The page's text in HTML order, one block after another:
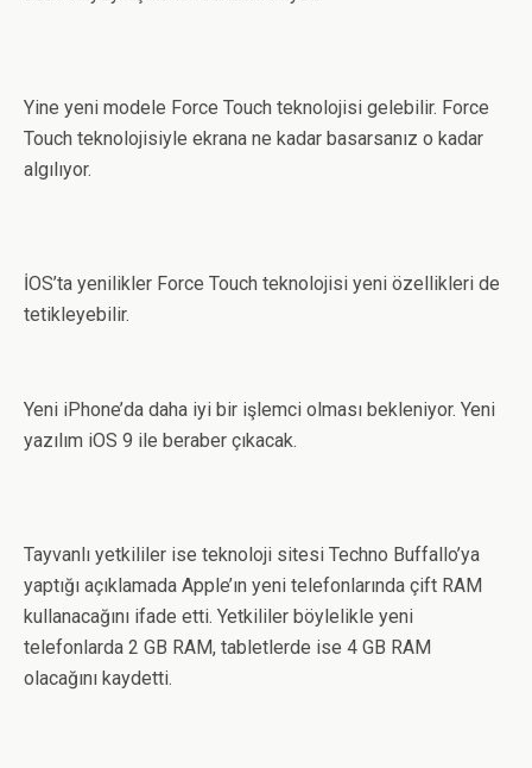
Yine yeni modele Force Touch teknolojisi gelebilir. Force
Touch teknolojisiyle ekrana ne kadar basarsanız o kadar
algılıyor.
İOS’ta yenilikler Force Touch teknolojisi yeni özellikleri de
tetikleyebilir.
Yeni iPhone’da daha iyi bir işlemci olması bekleniyor. Yeni
yazılım iOS 9 ile beraber çıkacak.
Tayvanlı yetkililer ise teknoloji sitesi Techno Buffallo’ya
yaptığı açıklamada Apple’ın yeni telefonlarında çift RAM
kullanacağını ifade etti. Yetkililer böylelikle yeni
telefonlarda 2 GB RAM, tabletlerde ise 4 GB RAM
olacağını kaydetti.